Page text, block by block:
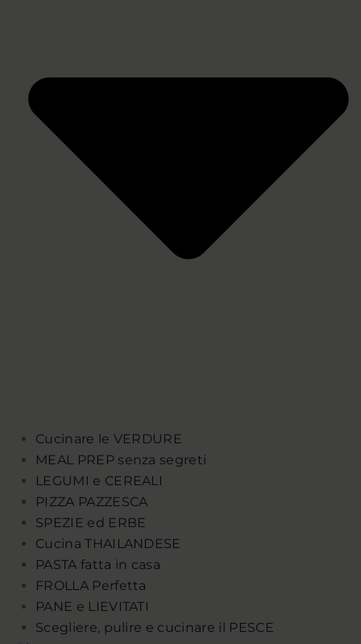
Cucinare le VERDURE
MEAL PREP senza segreti
LEGUMI e CEREALI
PIZZA PAZZESCA
SPEZIE ed ERBE
Cucina THAILANDESE
PASTA fatta in casa
FROLLA Perfetta
PANE e LIEVITATI
Scegliere, pulire e cucinare il PESCE